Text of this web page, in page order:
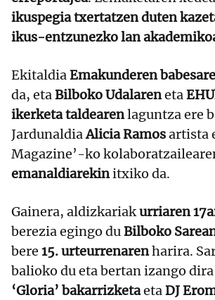
ikuspegia txertatzen duten
ikus-entzunezko lan
EkitaldiaEmakunderen
da, etaBilboko Udalareneta
ikerketa taldearenlaguntza ere
JardunaldiaAlicia Ramosartista
Magazine’-ko
emanaldiarekinitxiko da.
Gainera, aldizkariakurriaren
berezia egingo duBilboko
bere 15. urteurrenarenharira.
balioko du eta bertan izango dira
‘Gloria’ bakarrizketaetaDJ